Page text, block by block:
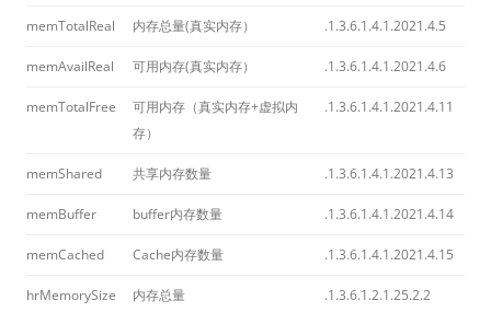
memTotalReal 内存总量(真实内存） .1.3.6.1.4.1.2021.4.5
memAvailReal 可用内存(真实内存） .1.3.6.1.4.1.2021.4.6
memTotalFree
可用内存（真实内存+虚拟内
存）
.1.3.6.1.4.1.2021.4.11
memShared 共享内存数量 .1.3.6.1.4.1.2021.4.13
memBuffer buffer内存数量 .1.3.6.1.4.1.2021.4.14
memCached Cache内存数量 .1.3.6.1.4.1.2021.4.15
hrMemorySize 内存总量 .1.3.6.1.2.1.25.2.2